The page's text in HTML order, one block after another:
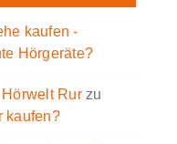
kaufen -
Hörgeräte?
Rurzu
kaufen?